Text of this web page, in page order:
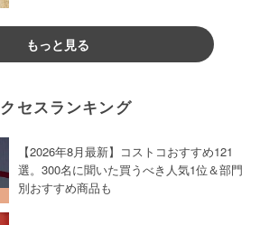
もっと見る
セスランキング
【2026年8月最新】コストコおすすめ121
選。300名に聞いた買うべき人気1位＆部門
別おすすめ商品も